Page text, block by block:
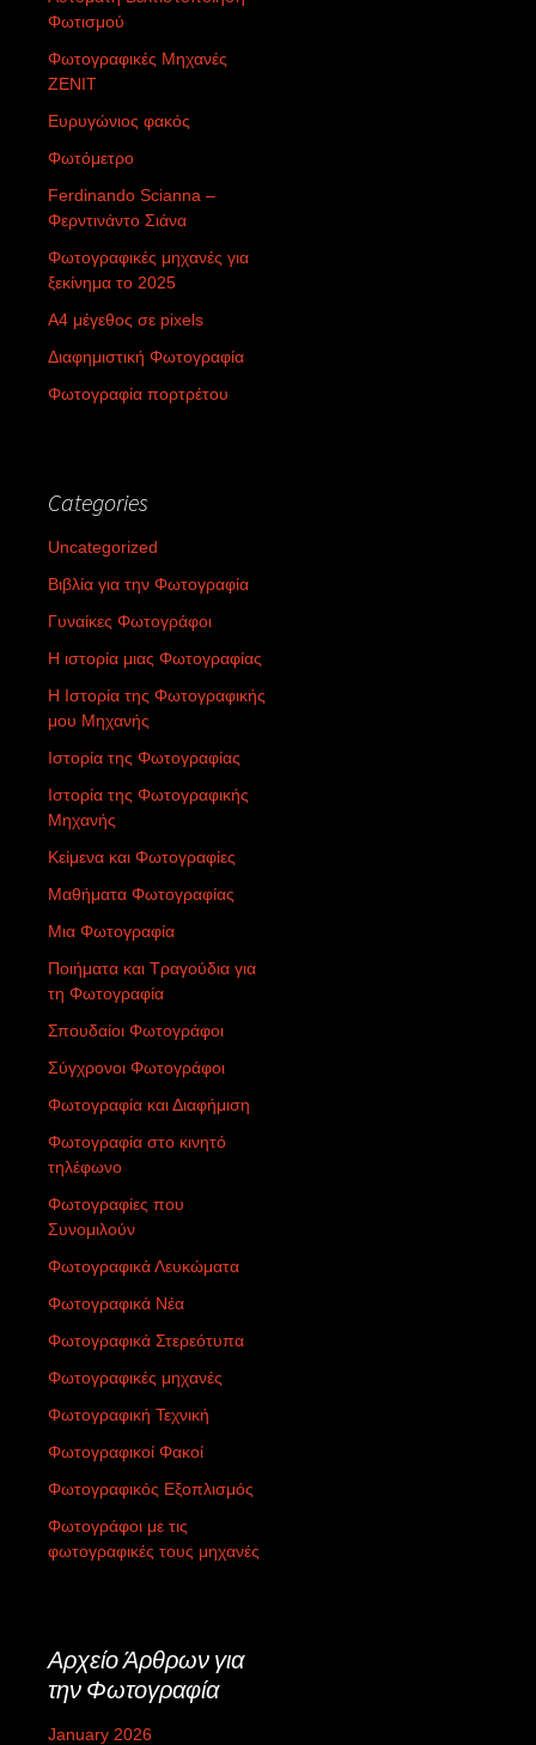
Φωτισμού
Φωτογραφικές Μηχανές
ZENIT
Ευρυγώνιος φακός
Φωτόμετρο
Ferdinando Scianna –
Φερντινάντο Σιάνα
Φωτογραφικές μηχανές για
ξεκίνημα το 2025
Α4 μέγεθος σε pixels
Διαφημιστική Φωτογραφία
Φωτογραφία πορτρέτου
Categories
Uncategorized
Βιβλία για την Φωτογραφία
Γυναίκες Φωτογράφοι
Η ιστορία μιας Φωτογραφίας
Η Ιστορία της Φωτογραφικής
μου Μηχανής
Ιστορία της Φωτογραφίας
Ιστορία της Φωτογραφικής
Μηχανής
Κείμενα και Φωτογραφίες
Μαθήματα Φωτογραφίας
Μια Φωτογραφία
Ποιήματα και Τραγούδια για
τη Φωτογραφία
Σπουδαίοι Φωτογράφοι
Σύγχρονοι Φωτογράφοι
Φωτογραφία και Διαφήμιση
Φωτογραφία στο κινητό
τηλέφωνο
Φωτογραφίες που
Συνομιλούν
Φωτογραφικά Λευκώματα
Φωτογραφικά Νέα
Φωτογραφικά Στερεότυπα
Φωτογραφικές μηχανές
Φωτογραφική Τεχνική
Φωτογραφικοί Φακοί
Φωτογραφικός Εξοπλισμός
Φωτογράφοι με τις
φωτογραφικές τους μηχανές
Αρχείο Άρθρων για
την Φωτογραφία
January 2026